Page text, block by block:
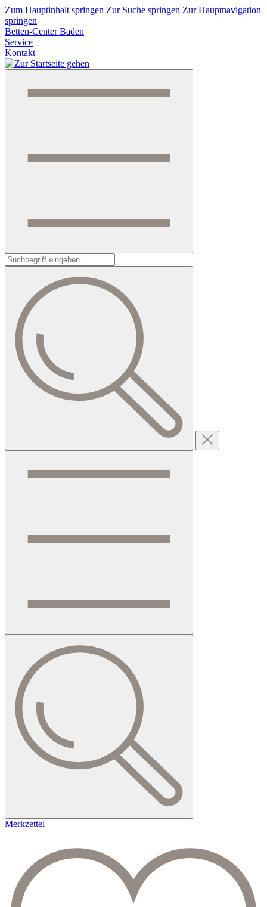
Zum Hauptinhalt springen Zur Suche springen Zur Hauptnavigation
springen
Betten-Center Baden
Service
Kontakt
Merkzettel